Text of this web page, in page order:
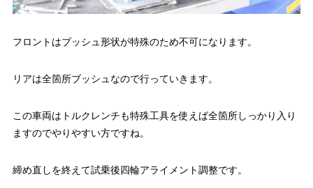
フロントはブッシュ形状が特殊のため不可になります。
リアは全箇所ブッシュなので行っていきます。
この車両はトルクレンチも特殊工具を使えば全箇所しっかり入り
ますのでやりやすい方ですね。
締め直しを終えて試乗後四輪アライメント調整です。